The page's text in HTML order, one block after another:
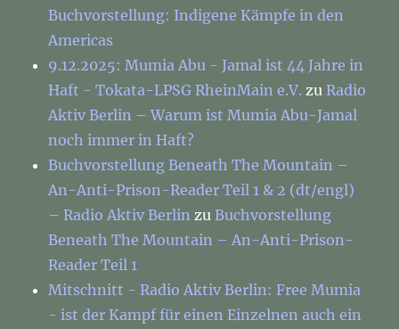
Buchvorstellung: Indigene Kämpfe in den
Americas
9.12.2025: Mumia Abu - Jamal ist 44 Jahre in
Haft - Tokata-LPSG RheinMain e.V. zuRadio
Aktiv Berlin – Warum ist Mumia Abu-Jamal
noch immer in Haft?
Buchvorstellung Beneath The Mountain –
An-Anti-Prison-Reader Teil 1 & 2 (dt/engl)
– Radio Aktiv Berlin zuBuchvorstellung
Beneath The Mountain – An-Anti-Prison-
Reader Teil 1
Mitschnitt - Radio Aktiv Berlin: Free Mumia
- ist der Kampf für einen Einzelnen auch ein